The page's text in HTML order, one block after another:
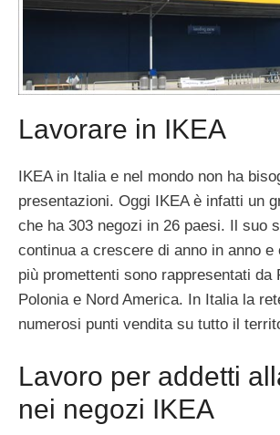
Lavorare in IKEA
IKEA in Italia e nel mondo non ha
presentazioni. Oggi IKEA è infatti un
che ha 303 negozi in 26 paesi. Il suo
continua a crescere di anno in anno e
più promettenti sono rappresentati da
Polonia e Nord America. In Italia la
numerosi punti vendita su tutto il
Lavoro per addetti
nei negozi IKEA